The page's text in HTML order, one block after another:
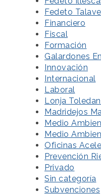
Fedeto
Financiero
Fiscal
Formación
Galardones
Innovación
Internacional
Laboral
Lonja
Madridejos
Medio
Medio
Oficinas
Prevención
Privado
Sin categoría
Subvenciones